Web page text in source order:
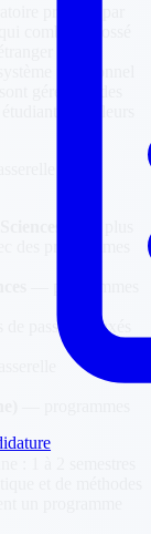
proposé par
comble le fossé
et un
traditionnel
gérés par des
vers leurs
en
des programmes
passerelle axés
: 1 à 2 semestres
et de méthodes
un programme